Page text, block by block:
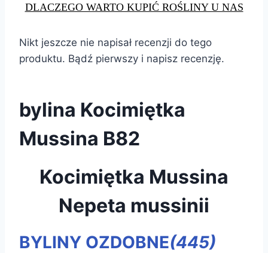
DLACZEGO WARTO KUPIĆ ROŚLINY U NAS
Nikt jeszcze nie napisał recenzji do tego
produktu. Bądź pierwszy i napisz recenzję.
bylina Kocimiętka
Mussina B82
Kocimiętka Mussina
Nepeta mussinii
BYLINY OZDOBNE(445)